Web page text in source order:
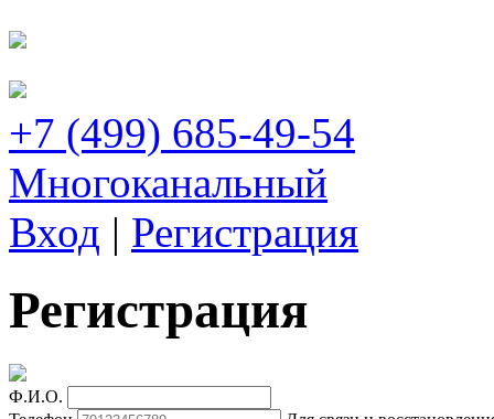
+7 (499) 685-49-54
Многоканальный
Вход | Регистрация
Регистрация
Ф.И.О.